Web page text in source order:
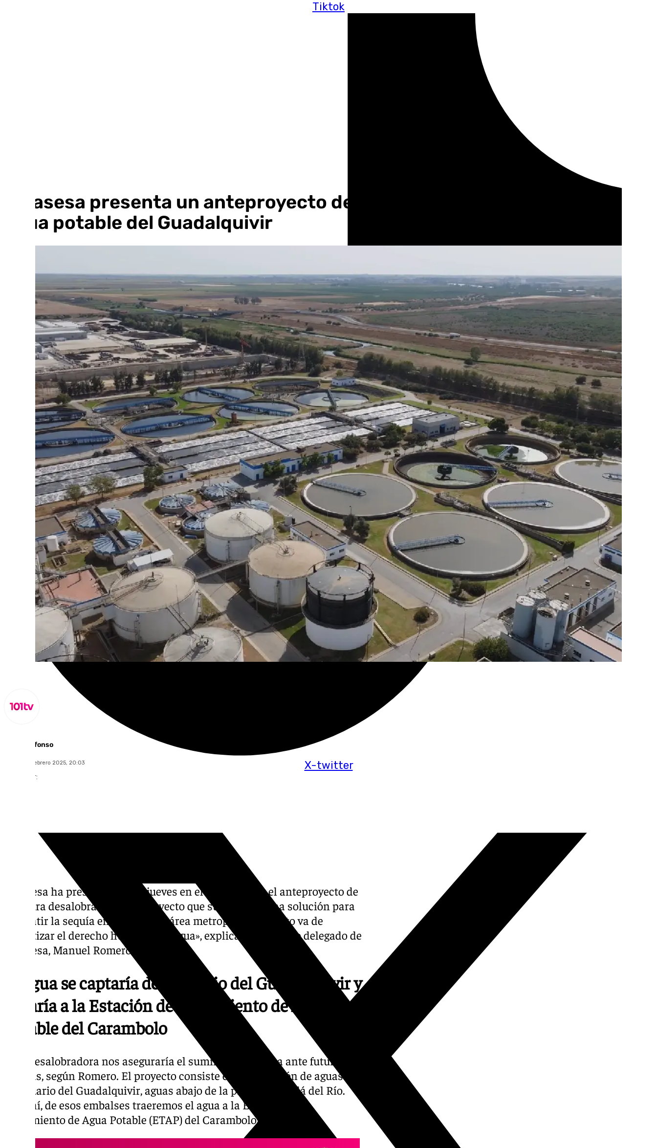
Tiktok
X-twitter
Emasesa presenta un anteproyecto de desalobradora para extraer
agua potable del Guadalquivir
Miguel Alfonso
jueves, 27 febrero 2025, 20:03
Compartir:
Emasesa ha presentado este jueves en el Foro Gaesco el anteproyecto de
la futura desalobradora. Un proyecto que surge como una solución para
combatir la sequía en Sevilla y su área metropolitana. «Esto va de
garantizar el derecho humano del agua», explica el consejero delegado de
Emasesa, Manuel Romero.
El agua se captaría del estuario del Guadalquivir y
pasaría a la Estación de Tratamiento de Agua
Potable del Carambolo
Esta desalobradora nos aseguraría el suministro de agua ante futuras
sequías, según Romero. El proyecto consiste en la captación de aguas en
el estuario del Guadalquivir, aguas abajo de la presa de Alcalá del Río.
«De ahí, de esos embalses traeremos el agua a la Estación de
Tratamiento de Agua Potable (ETAP) del Carambolo», explica.